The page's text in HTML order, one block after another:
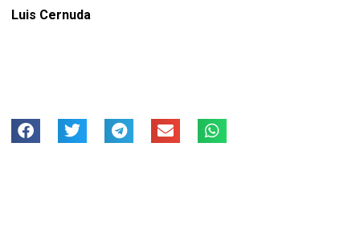
Luis Cernuda